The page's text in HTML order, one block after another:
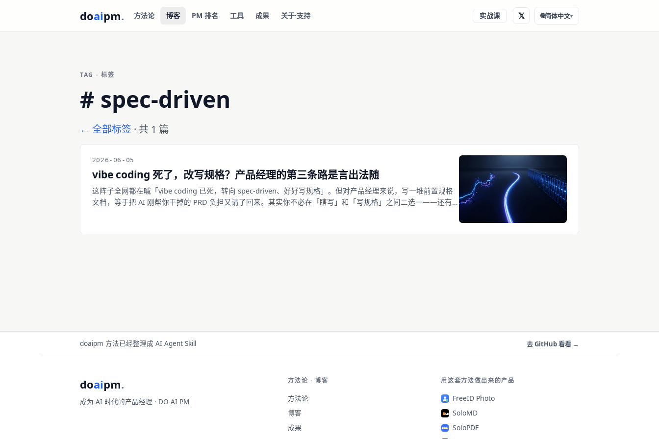
doaipm. 方法论 博客 PM 排名 工具 成果 关于·支持 实战课 𝕏 🌐简体中文▾
TAG · 标签
# spec-driven
← 全部标签 · 共 1 篇
2026-06-05
vibe coding 死了，改写规格？产品经理的第三条路是言出法随
这阵子全网都在喊「vibe coding 已死，转向 spec-driven、好好写规格」。但对产品经理来说，写一堆前置规格
文档，等于把 AI 刚帮你干掉的 PRD 负担又请了回来。其实你不必在「瞎写」和「写规格」之间二选一——还有
doaipm 方法已经整理成 AI Agent Skill 去 GitHub 看看 →
doaipm.
成为 AI 时代的产品经理 · DO AI PM
方法论 · 博客
方法论
博客
成果
用这套方法做出来的产品
FreeID Photo
SoloMD
SoloPDF